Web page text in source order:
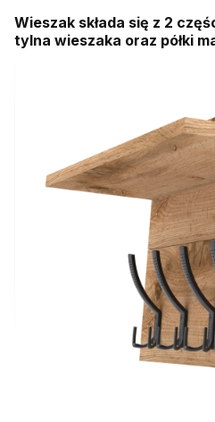
Wieszak składa się z 2
tylna wieszaka oraz półki